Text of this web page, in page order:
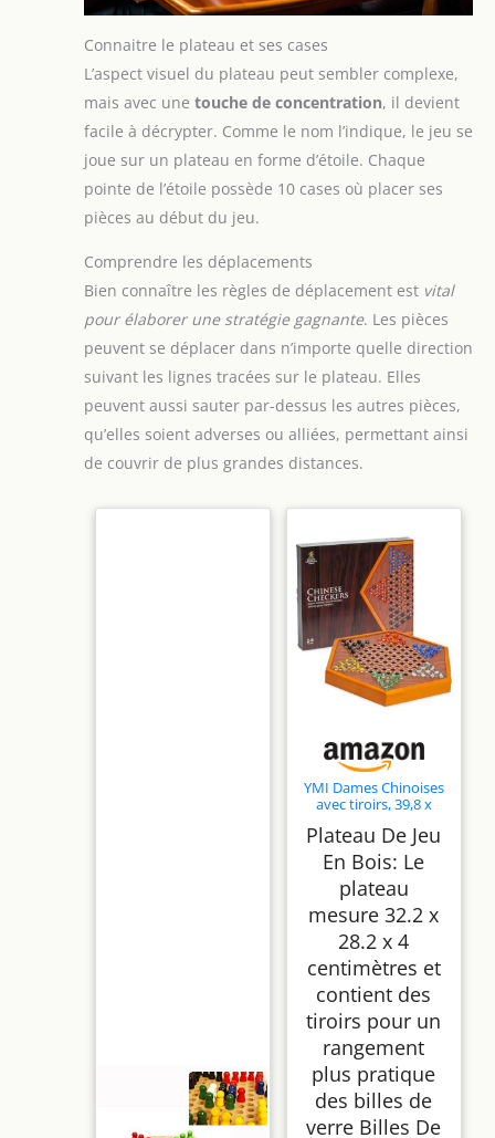
Connaitre le plateau et ses cases
L’aspect visuel du plateau peut sembler complexe,
mais avec une touche de concentration, il devient
facile à décrypter. Comme le nom l’indique, le jeu se
joue sur un plateau en forme d’étoile. Chaque
pointe de l’étoile possède 10 cases où placer ses
pièces au début du jeu.
Comprendre les déplacements
Bien connaître les règles de déplacement est vital
pour élaborer une stratégie gagnante. Les pièces
peuvent se déplacer dans n’importe quelle direction
suivant les lignes tracées sur le plateau. Elles
peuvent aussi sauter par-dessus les autres pièces,
qu’elles soient adverses ou alliées, permettant ainsi
de couvrir de plus grandes distances.
YMI Dames Chinoises
avec tiroirs, 39,8 x
Plateau De Jeu
En Bois: Le
plateau
mesure 32.2 x
28.2 x 4
centimètres et
contient des
tiroirs pour un
rangement
plus pratique
des billes de
verre Billes De